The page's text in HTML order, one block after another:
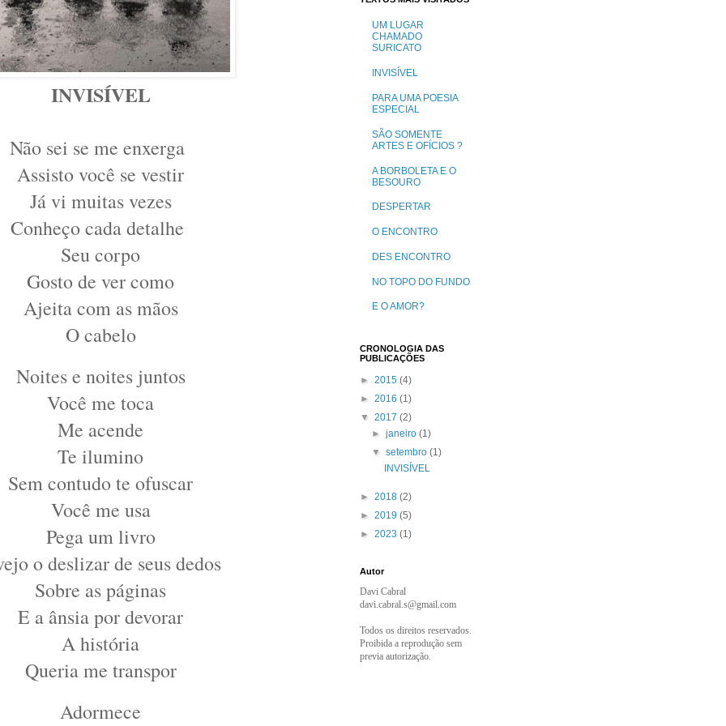
INVISÍVEL
Não sei se me enxerga
Assisto você se vestir
Já vi muitas vezes
Conheço cada detalhe
Seu corpo
Gosto de ver como
Ajeita com as mãos
O cabelo
Noites e noites juntos
Você me toca
Me acende
Te ilumino
Sem contudo te ofuscar
Você me usa
Pega um livro
o deslizar de seus dedos
Sobre as páginas
E a ânsia por devorar
A história
Queria me transpor
Adormece
UM LUGAR
CHAMADO
SURICATO
INVISÍVEL
PARA UMA POESIA
ESPECIAL
SÃO SOMENTE
ARTES E OFÍCIOS ?
A BORBOLETA E O
BESOURO
DESPERTAR
O ENCONTRO
DES ENCONTRO
NO TOPO DO FUNDO
E O AMOR?
CRONOLOGIA DAS
PUBLICAÇÕES
► 2015 (4)
► 2016 (1)
▼ 2017 (2)
►janeiro(1)
▼setembro(1)
INVISÍVEL
► 2018 (2)
► 2019 (5)
► 2023 (1)
Autor
Davi Cabral
davi.cabral.s@gmail.com
Todos os direitos reservados.
Proibida a reprodução sem
previa autorização.